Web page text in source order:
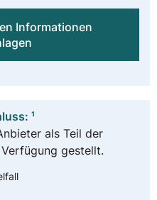
Informationen
¹
als Teil der
gestellt.